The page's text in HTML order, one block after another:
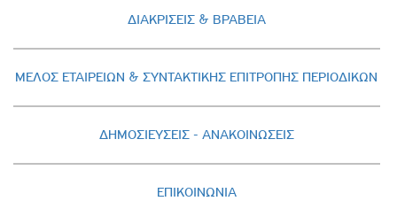
ΔΙΑΚΡΙΣΕΙΣ & ΒΡΑΒΕΙΑ
ΜΕΛΟΣ ΕΤΑΙΡΕΙΩΝ & ΣΥΝΤΑΚΤΙΚΗΣ ΕΠΙΤΡΟΠΗΣ ΠΕΡΙΟΔΙΚΩΝ
ΔΗΜΟΣΙΕΥΣΕΙΣ - AΝΑΚΟΙΝΩΣΕΙΣ
ΕΠΙΚΟΙΝΩΝΙΑ